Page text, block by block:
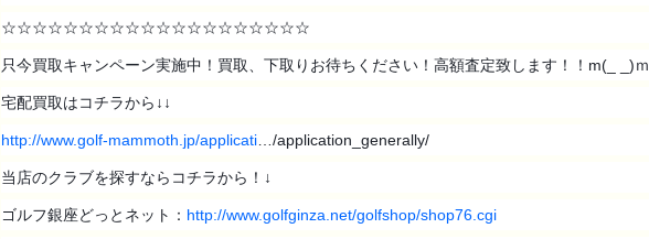
☆☆☆☆☆☆☆☆☆☆☆☆☆☆☆☆☆☆☆☆
只今買取キャンペーン実施中！買取、下取りお待ちください！高額査定致します！！m(_ _)ｍ
宅配買取はコチラから↓↓
http://www.golf-mammoth.jp/applicati …/application_generally/
当店のクラブを探すならコチラから！↓
ゴルフ銀座どっとネット： http://www.golfginza.net/golfshop/shop76.cgi